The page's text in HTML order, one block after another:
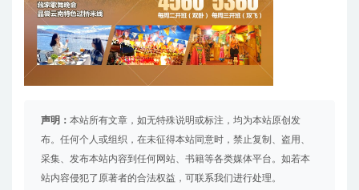
声明： 本站所有文章，如无特殊说明或标注，均为本站原创发
布。任何个人或组织，在未征得本站同意时，禁止复制、盗用、
采集、发布本站内容到任何网站、书籍等各类媒体平台。如若本
站内容侵犯了原著者的合法权益，可联系我们进行处理。